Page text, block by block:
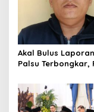
Akal Bulus
Palsu Terbongkar,
Perusahaan untuk